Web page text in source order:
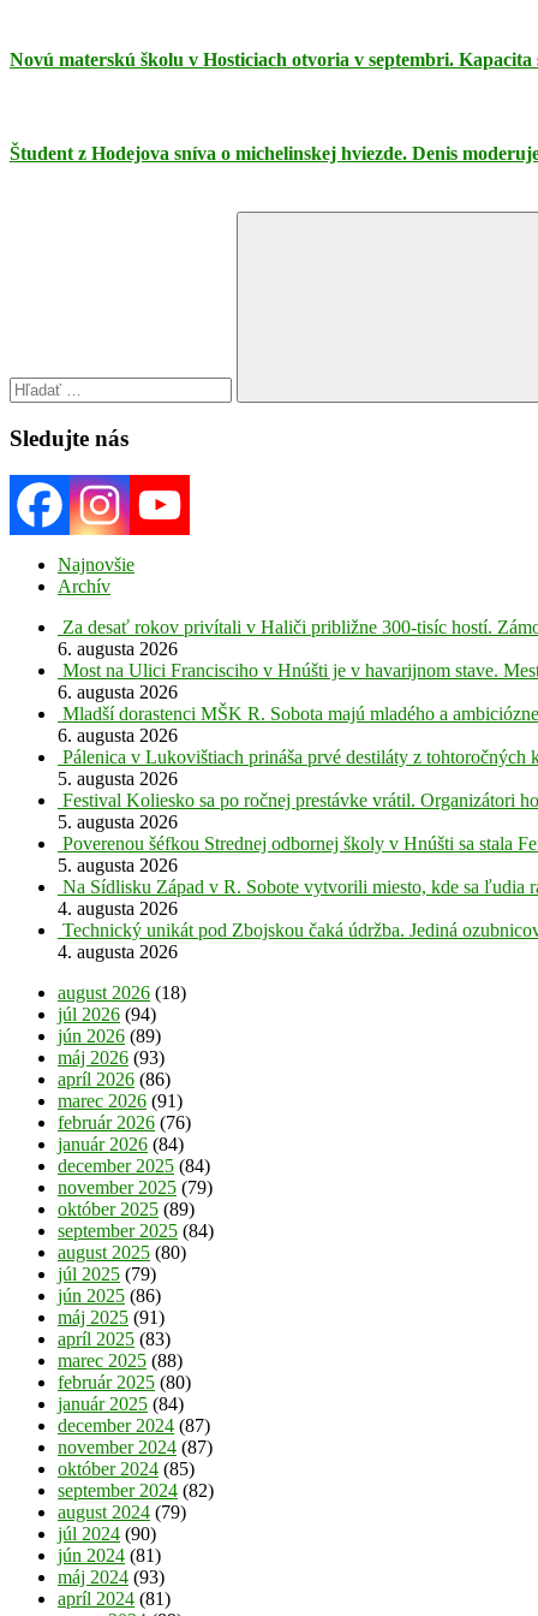
Novú materskú školu v Hosticiach otvoria v septembri.
Študent z Hodejova sníva o michelinskej hviezde. Denis
Search
Sledujte nás
Najnovšie
Archív
Za desať rokov privítali v Haliči približne 300-tisíc hostí.
6. augusta 2026
Most na Ulici Francisciho v Hnúšti je v havarijnom stave.
6. augusta 2026
Mladší dorastenci MŠK R. Sobota majú mladého a
6. augusta 2026
Pálenica v Lukovištiach prináša prvé destiláty z
5. augusta 2026
Festival Koliesko sa po ročnej prestávke vrátil. Organizátori
5. augusta 2026
Poverenou šéfkou Strednej odbornej školy v Hnúšti sa stala
5. augusta 2026
Na Sídlisku Západ v R. Sobote vytvorili miesto, kde sa
4. augusta 2026
Technický unikát pod Zbojskou čaká údržba. Jediná
4. augusta 2026
august 2026 (18)
júl 2026 (94)
jún 2026 (89)
máj 2026 (93)
apríl 2026 (86)
marec 2026 (91)
február 2026 (76)
január 2026 (84)
december 2025 (84)
november 2025 (79)
október 2025 (89)
september 2025 (84)
august 2025 (80)
júl 2025 (79)
jún 2025 (86)
máj 2025 (91)
apríl 2025 (83)
marec 2025 (88)
február 2025 (80)
január 2025 (84)
december 2024 (87)
november 2024 (87)
október 2024 (85)
september 2024 (82)
august 2024 (79)
júl 2024 (90)
jún 2024 (81)
máj 2024 (93)
apríl 2024 (81)